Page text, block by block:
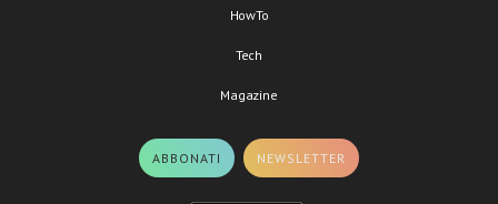
HowTo
Tech
Magazine
ABBONATI NEWSLETTER